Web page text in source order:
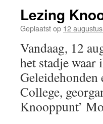
Lezing
Geplaatst op 12
Vandaag, 12
het stadje
College,
Knooppunt’